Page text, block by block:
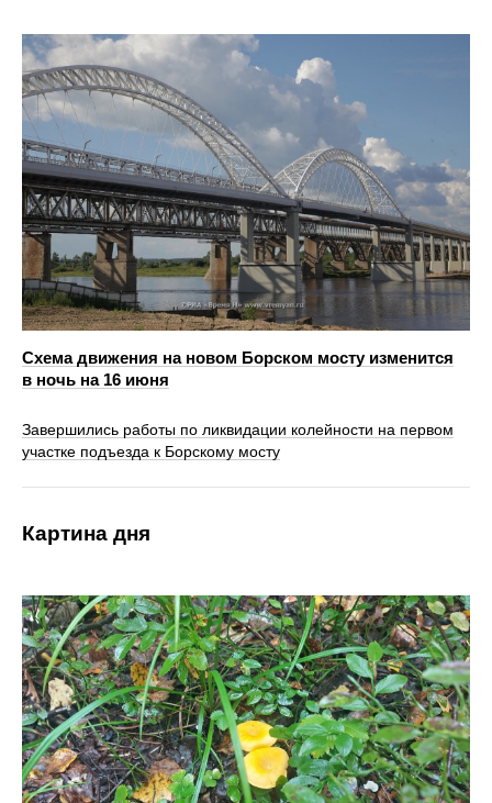
Схема движения на новом Борском мосту изменится
в ночь на 16 июня
Завершились работы по ликвидации колейности на первом
участке подъезда к Борскому мосту
Картина дня